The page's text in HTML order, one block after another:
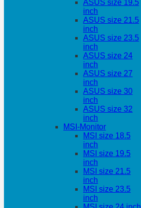
ASUS size 19.5
inch
ASUS size 21.5
inch
ASUS size 23.5
inch
ASUS size 24
inch
ASUS size 27
inch
ASUS size 30
inch
ASUS size 32
inch
MSI-Monitor
MSI size 18.5
inch
MSI size 19.5
inch
MSI size 21.5
inch
MSI size 23.5
inch